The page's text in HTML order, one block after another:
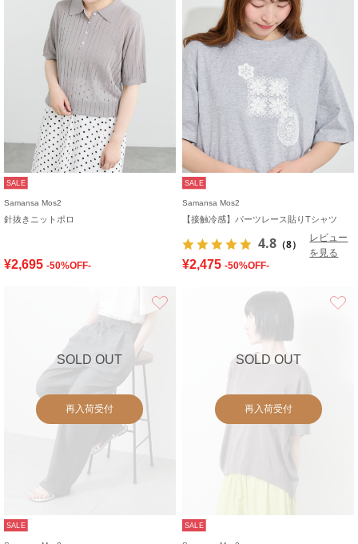
SALE
Samansa Mos2
針抜きニットポロ
¥2,695 -50%OFF-
SALE
Samansa Mos2
【接触冷感】パーツレース貼りTシャツ
4.8 （8）
レビュー
を見る
¥2,475 -50%OFF-
SOLD OUT
再入荷受付
SALE
SOLD OUT
再入荷受付
SALE